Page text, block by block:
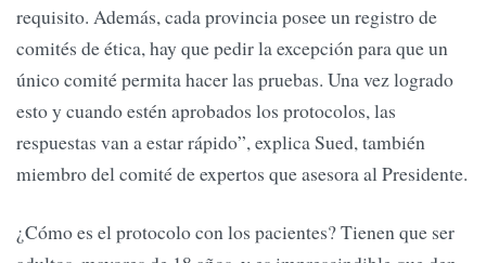
requisito. Además, cada provincia posee un registro de
comités de ética, hay que pedir la excepción para que un
único comité permita hacer las pruebas. Una vez logrado
esto y cuando estén aprobados los protocolos, las
respuestas van a estar rápido”, explica Sued, también
miembro del comité de expertos que asesora al Presidente.
¿Cómo es el protocolo con los pacientes? Tienen que ser